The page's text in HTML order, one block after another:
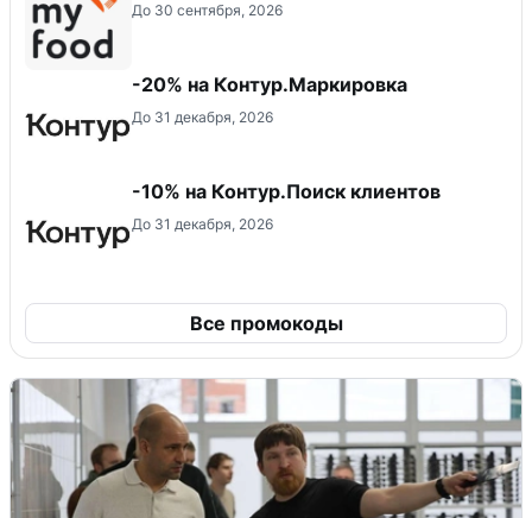
До 30 сентября, 2026
-20% на Контур.Маркировка
До 31 декабря, 2026
-10% на Контур.Поиск клиентов
До 31 декабря, 2026
Все промокоды